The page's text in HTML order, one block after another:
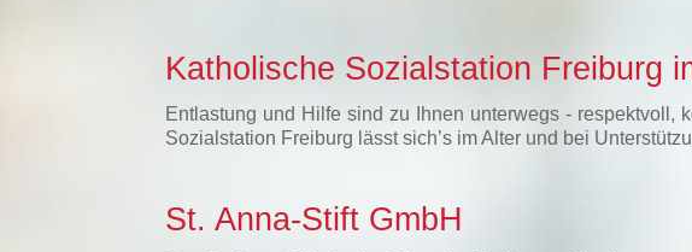
Katholische Sozialstation Freiburg
Entlastung und Hilfe sind zu Ihnen unterwegs - respektvoll,
Sozialstation Freiburg lässt sich’s im Alter und bei
St. Anna-Stift GmbH